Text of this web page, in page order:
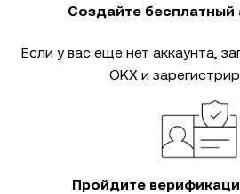
Создайте бесплатный
Если у вас еще нет аккаунта,
OKX и
Пройдите